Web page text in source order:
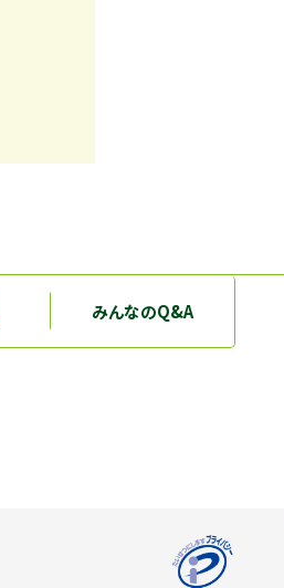
みんなのQ&A